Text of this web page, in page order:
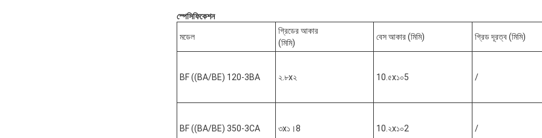
স্পেসিফিকেশন
মডেল
গ্রিডের আকার
(মিমি)
বেস আকার (মিমি) গ্রিড দূরত্ব (মিমি)
BF ((BA/BE) 120-3BA ২.৮x২ 10.৫x১০5 /
BF ((BA/BE) 350-3CA ৩x১।8 10.২x১০2 /